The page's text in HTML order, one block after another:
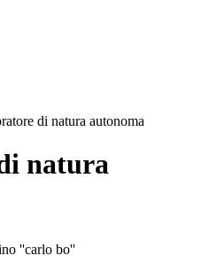
di natura autonoma
natura
''carlo bo''